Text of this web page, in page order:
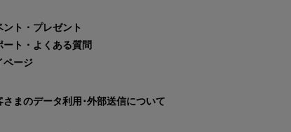
ント・プレゼント
ート・よくある質問
ページ
さまのデータ利用･外部送信について